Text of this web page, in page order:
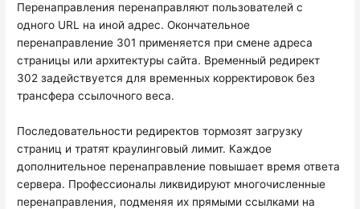
Перенаправления перенаправляют пользователей с
одного URL на иной адрес. Окончательное
перенаправление 301 применяется при смене адреса
страницы или архитектуры сайта. Временный редирект
302 задействуется для временных корректировок без
трансфера ссылочного веса.
Последовательности редиректов тормозят загрузку
страниц и тратят краулинговый лимит. Каждое
дополнительное перенаправление повышает время ответа
сервера. Профессионалы ликвидируют многочисленные
перенаправления, подменяя их прямыми ссылками на